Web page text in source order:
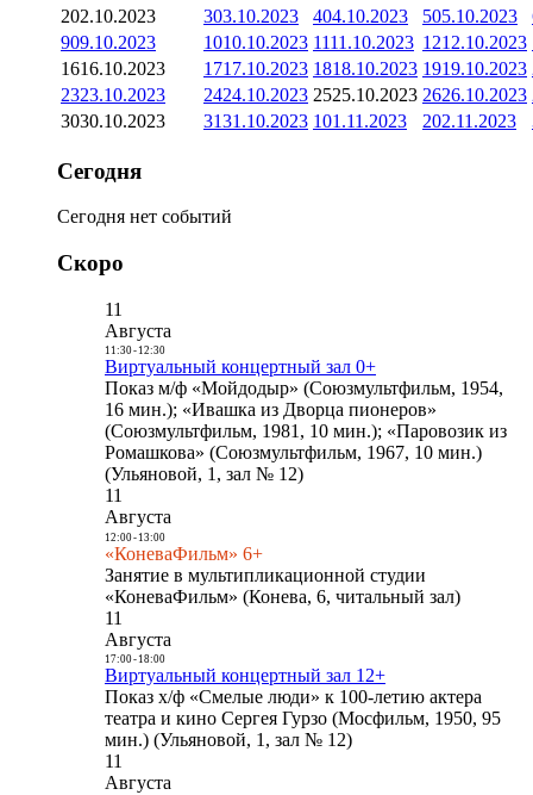
202.10.2023 303.10.2023 404.10.2023 505.10.2023
909.10.2023 1010.10.2023 1111.10.2023 1212.10.2023
1616.10.2023 1717.10.2023 1818.10.2023 1919.10.2023
2323.10.2023 2424.10.2023 2525.10.2023 2626.10.2023
3030.10.2023 3131.10.2023 101.11.2023 202.11.2023
Сегодня
Сегодня нет событий
Скоро
11
Августа
11:30- 12:30
Виртуальный концертный зал 0+
Показ м/ф «Мойдодыр» (Союзмультфильм, 1954,
16 мин.); «Ивашка из Дворца пионеров»
(Союзмультфильм, 1981, 10 мин.); «Паровозик из
Ромашкова» (Союзмультфильм, 1967, 10 мин.)
(Ульяновой, 1, зал № 12)
11
Августа
12:00- 13:00
«КоневаФильм» 6+
Занятие в мультипликационной студии
«КоневаФильм» (Конева, 6, читальный зал)
11
Августа
17:00- 18:00
Виртуальный концертный зал 12+
Показ х/ф «Смелые люди» к 100-летию актера
театра и кино Сергея Гурзо (Мосфильм, 1950, 95
мин.) (Ульяновой, 1, зал № 12)
11
Августа